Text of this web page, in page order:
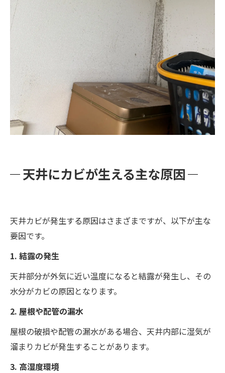
天井にカビが生える主な原因
天井カビが発生する原因はさまざまですが、以下が主な
要因です。
1. 結露の発生
天井部分が外気に近い温度になると結露が発生し、その
水分がカビの原因となります。
2. 屋根や配管の漏水
屋根の破損や配管の漏水がある場合、天井内部に湿気が
溜まりカビが発生することがあります。
3. 高湿度環境